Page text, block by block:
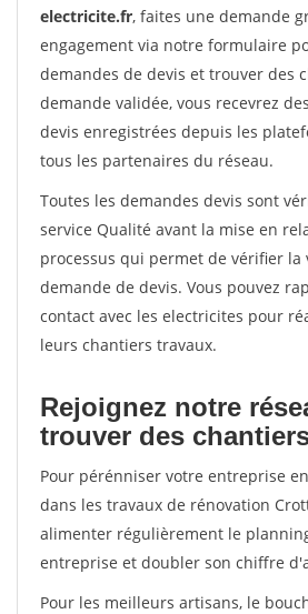
electricite.fr, faites une demande
engagement via notre formulaire
demandes de devis et trouver des
demande validée, vous recevrez
devis enregistrées depuis les
tous les partenaires du réseau.
Toutes les demandes devis sont
service Qualité avant la mise en
processus qui permet de vérifier la
demande de devis. Vous pouvez
contact avec les electricites pour
leurs chantiers travaux.
Rejoignez notre
trouver des
Pour pérénniser votre entreprise
dans les travaux de rénovation
alimenter régulièrement le
entreprise et doubler son chiffre
Pour les meilleurs artisans, le